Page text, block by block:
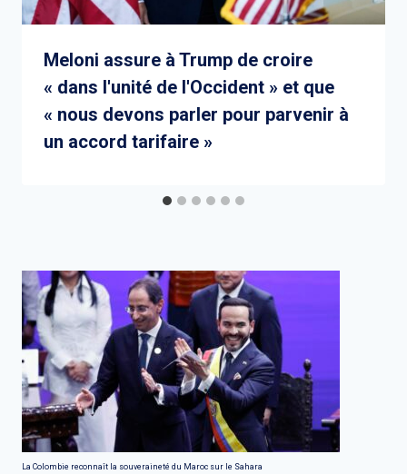
Meloni assure à Trump de croire
« dans l'unité de l'Occident » et que
« nous devons parler pour parvenir à
un accord tarifaire »
La Colombie reconnaît la souveraineté du Maroc sur le Sahara